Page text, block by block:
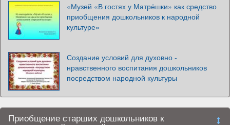
«Музей «В гостях у Матрёшки» как средство
приобщения дошкольников к народной
культуре»
Создание условий для духовно -
нравственного воспитания дошкольников
посредством народной культуры
Приобщение старших дошкольников к